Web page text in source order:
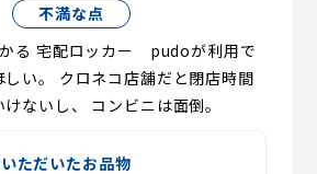
不満な点
る 宅配ロッカー pudoが利用で
しい。 クロネコ店舗だと閉店時間
ないし、 コンビニは面倒。
ただいたお品物